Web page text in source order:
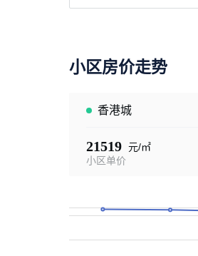
小区房价走势
香港城
21519 元/㎡
小区单价